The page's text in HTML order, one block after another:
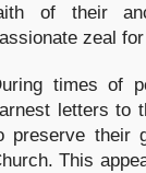
of their
zeal
times of
letters to
preserve their
This